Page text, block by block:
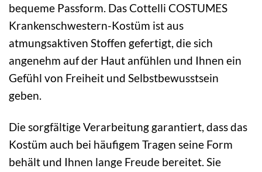
bequeme Passform. Das Cottelli COSTUMES
Krankenschwestern-Kostüm ist aus
atmungsaktiven Stoffen gefertigt, die sich
angenehm auf der Haut anfühlen und Ihnen ein
Gefühl von Freiheit und Selbstbewusstsein
geben.
Die sorgfältige Verarbeitung garantiert, dass das
Kostüm auch bei häufigem Tragen seine Form
behält und Ihnen lange Freude bereitet. Sie